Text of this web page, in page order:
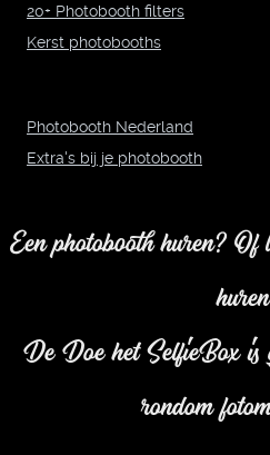
20+ Photobooth filters
Kerst photobooths
Photobooth Nederland
Extra's bij je photobooth
Een photobooth huren? Of
De Doe het SelfieBox is
rondom